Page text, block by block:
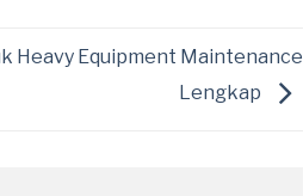
Heavy Equipment Maintenance
Lengkap